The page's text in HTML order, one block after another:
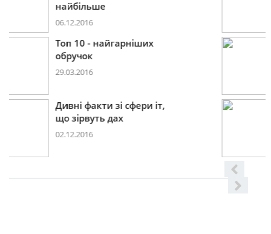
30.11.2016
Що буде модним у
Дивні факти зі сфери іт,
що